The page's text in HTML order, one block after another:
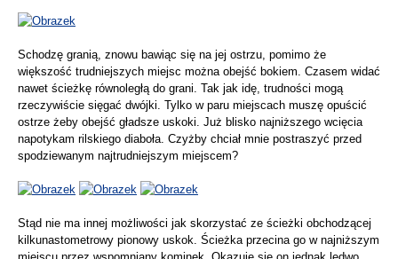
Schodzę granią, znowu bawiąc się na jej ostrzu, pomimo że
większość trudniejszych miejsc można obejść bokiem. Czasem widać
nawet ścieżkę równoległą do grani. Tak jak idę, trudności mogą
rzeczywiście sięgać dwójki. Tylko w paru miejscach muszę opuścić
ostrze żeby obejść gładsze uskoki. Już blisko najniższego wcięcia
napotykam rilskiego diaboła. Czyżby chciał mnie postraszyć przed
spodziewanym najtrudniejszym miejscem?
Stąd nie ma innej możliwości jak skorzystać ze ścieżki obchodzącej
kilkunastometrowy pionowy uskok. Ścieżka przecina go w najniższym